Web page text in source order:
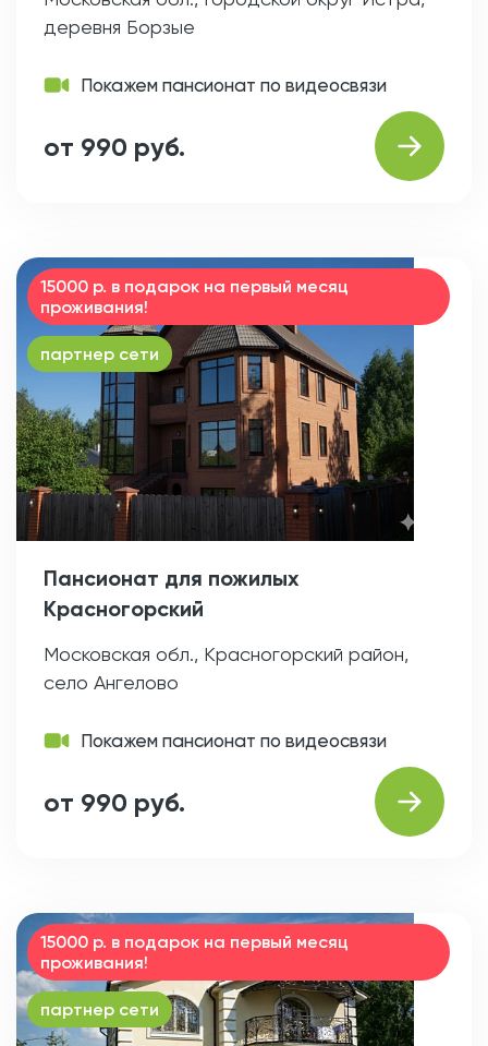
деревня Борзые
Покажем пансионат по видеосвязи
от 990 руб.
15000 р. в подарок на первый месяц
проживания!
партнер сети
Пансионат для пожилых
Красногорский
Московская обл., Красногорский район,
село Ангелово
Покажем пансионат по видеосвязи
от 990 руб.
15000 р. в подарок на первый месяц
проживания!
партнер сети